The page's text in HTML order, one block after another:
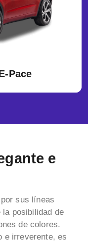
Pace
e
sus líneas
posibilidad de
de colores.
e irreverente, es